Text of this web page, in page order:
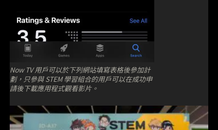
Now TV 用戶可以於下列網站填寫表格後參加計
劃，只參與 STEM 學習組合的用戶可以在成功申
請後下載應用程式觀看影片。